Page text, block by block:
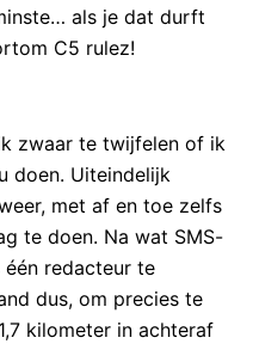
als je dat durft
C5 rulez!
zwaar te twijfelen of ik
doen. Uiteindelijk
met af en toe zelfs
te doen. Na wat SMS-
redacteur te
dus, om precies te
kilometer in achteraf